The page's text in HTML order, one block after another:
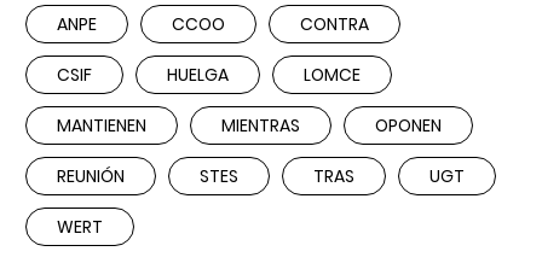
ANPE CCOO CONTRA
CSIF HUELGA LOMCE
MANTIENEN MIENTRAS OPONEN
REUNIÓN STES TRAS UGT
WERT